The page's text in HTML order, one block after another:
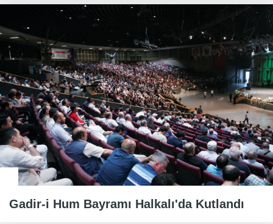
Gadir-i Hum Bayramı Halkalı'da Kutlandı